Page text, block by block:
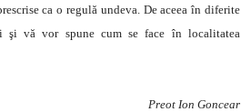
ca o regulă undeva. De aceea în diferite
vă vor spune cum se face în localitatea
Preot Ion Goncear